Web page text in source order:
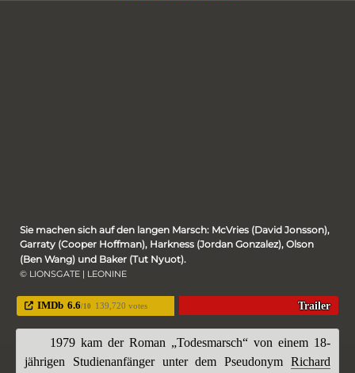
Sie machen sich auf den langen Marsch: McVries (David Jonsson),
Garraty (Cooper Hoffman), Harkness (Jordan Gonzalez), Olson
(Ben Wang) und Baker (Tut Nyuot).
© LIONSGATE | LEONINE
IMDb 6.6/10 139,720 votes Trailer
1979 kam der Roman „Todesmarsch“ von einem 18-
jährigen Studienanfänger unter dem Pseudonym Richard